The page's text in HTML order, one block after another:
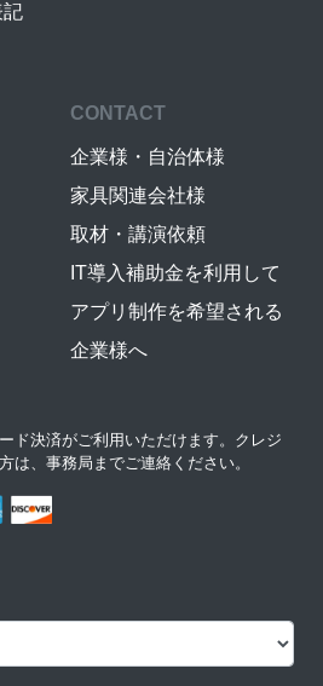
記
CONTACT
企業様・自治体様
家具関連会社様
取材・講演依頼
IT導入補助金を利用して
アプリ制作を希望される
企業様へ
ド決済がご利用いただけます。クレジ
は、事務局までご連絡ください。